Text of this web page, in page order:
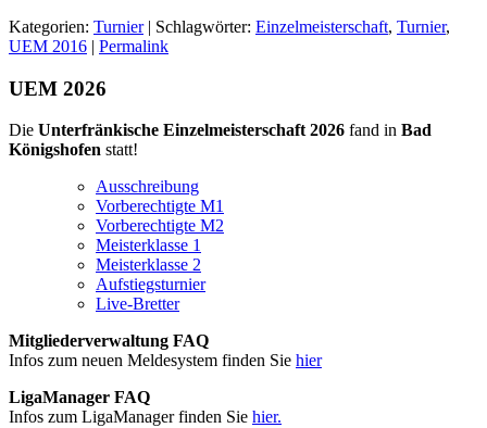
Kategorien: Turnier| Schlagwörter: Einzelmeisterschaft, Turnier,
UEM 2016 | Permalink
UEM 2026
Die Unterfränkische Einzelmeisterschaft 2026 fand in Bad
Königshofen statt!
Ausschreibung
Vorberechtigte M1
Vorberechtigte M2
Meisterklasse 1
Meisterklasse 2
Aufstiegsturnier
Live-Bretter
Mitgliederverwaltung FAQ
Infos zum neuen Meldesystem finden Sie hier
LigaManager FAQ
Infos zum LigaManager finden Sie hier.